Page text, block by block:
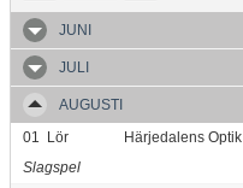
JUNI
JULI
AUGUSTI
01 Lör
Härjedalens Optik
Slagspel